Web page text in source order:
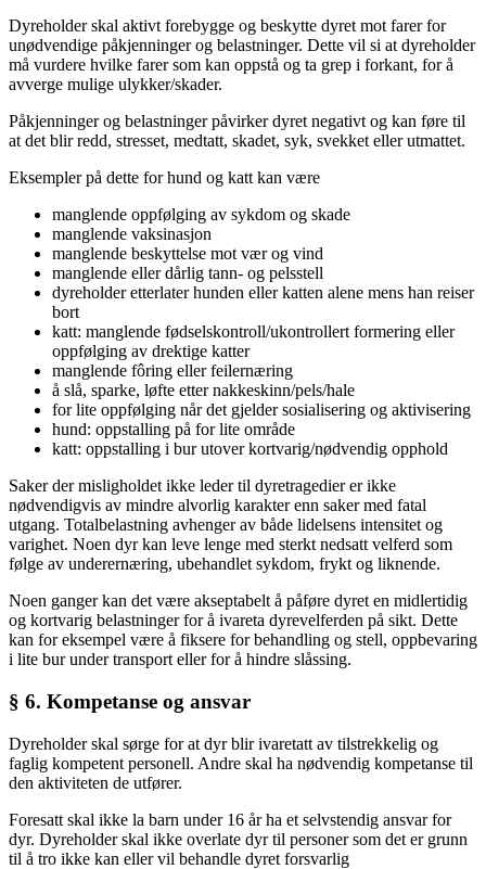
Dyreholder skal aktivt forebygge og beskytte dyret mot farer for
unødvendige påkjenninger og belastninger. Dette vil si at dyreholder
må vurdere hvilke farer som kan oppstå og ta grep i forkant, for å
avverge mulige ulykker/skader.
Påkjenninger og belastninger påvirker dyret negativt og kan føre til
at det blir redd, stresset, medtatt, skadet, syk, svekket eller utmattet.
Eksempler på dette for hund og katt kan være
manglende oppfølging av sykdom og skade
manglende vaksinasjon
manglende beskyttelse mot vær og vind
manglende eller dårlig tann- og pelsstell
dyreholder etterlater hunden eller katten alene mens han reiser
bort
katt: manglende fødselskontroll/ukontrollert formering eller
oppfølging av drektige katter
manglende fôring eller feilernæring
å slå, sparke, løfte etter nakkeskinn/pels/hale
for lite oppfølging når det gjelder sosialisering og aktivisering
hund: oppstalling på for lite område
katt: oppstalling i bur utover kortvarig/nødvendig opphold
Saker der misligholdet ikke leder til dyretragedier er ikke
nødvendigvis av mindre alvorlig karakter enn saker med fatal
utgang. Totalbelastning avhenger av både lidelsens intensitet og
varighet. Noen dyr kan leve lenge med sterkt nedsatt velferd som
følge av underernæring, ubehandlet sykdom, frykt og liknende.
Noen ganger kan det være akseptabelt å påføre dyret en midlertidig
og kortvarig belastninger for å ivareta dyrevelferden på sikt. Dette
kan for eksempel være å fiksere for behandling og stell, oppbevaring
i lite bur under transport eller for å hindre slåssing.
§ 6. Kompetanse og ansvar
Dyreholder skal sørge for at dyr blir ivaretatt av tilstrekkelig og
faglig kompetent personell. Andre skal ha nødvendig kompetanse til
den aktiviteten de utfører.
Foresatt skal ikke la barn under 16 år ha et selvstendig ansvar for
dyr. Dyreholder skal ikke overlate dyr til personer som det er grunn
til å tro ikke kan eller vil behandle dyret forsvarlig